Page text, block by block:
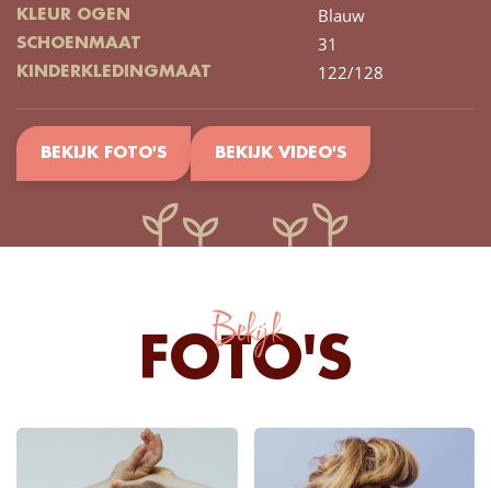
KLEUR OGEN Blauw
SCHOENMAAT 31
KINDERKLEDINGMAAT 122/128
BEKIJK FOTO'S BEKIJK VIDEO'S
Bekijk
FOTO'S